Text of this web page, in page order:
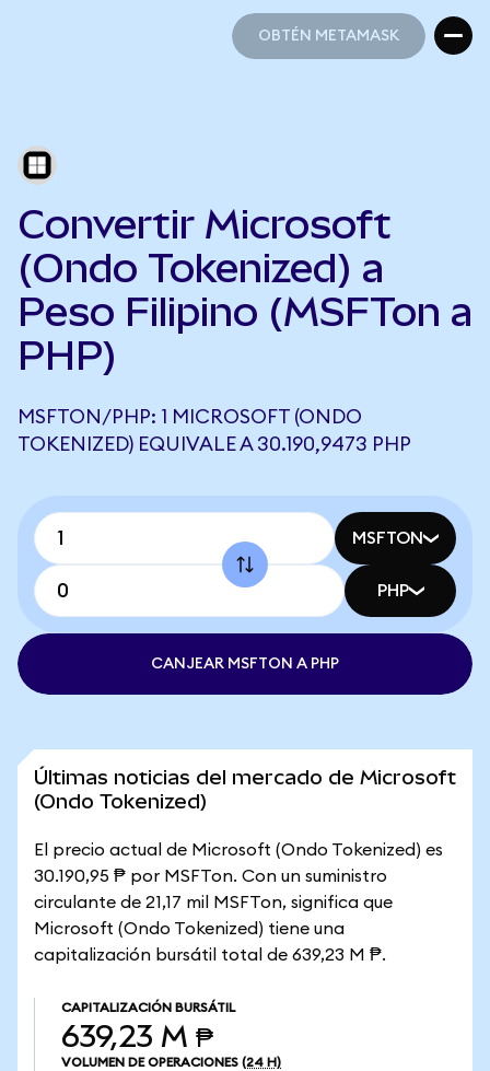
OBTÉN METAMASK
Convertir Microsoft
(Ondo Tokenized) a
Peso Filipino (MSFTon a
PHP)
MSFTON/PHP: 1 MICROSOFT (ONDO
TOKENIZED) EQUIVALE A 30.190,9473 PHP
MSFTON
PHP
CANJEAR MSFTON A PHP
Últimas noticias del mercado de Microsoft
(Ondo Tokenized)
El precio actual de Microsoft (Ondo Tokenized) es
30.190,95 ₱ por MSFTon. Con un suministro
circulante de 21,17 mil MSFTon, significa que
Microsoft (Ondo Tokenized) tiene una
capitalización bursátil total de 639,23 M ₱.
CAPITALIZACIÓN BURSÁTIL
639,23 M ₱
VOLUMEN DE OPERACIONES (24 H)